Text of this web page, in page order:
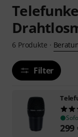
6 Produkte ·
Filter
299